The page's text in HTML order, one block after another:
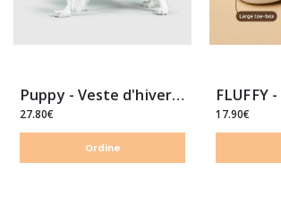
Puppy - Veste d'hiver pour chien 2 en 1
27.80€
Ordine
17.90€